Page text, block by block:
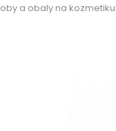
a obaly na kozmetiku